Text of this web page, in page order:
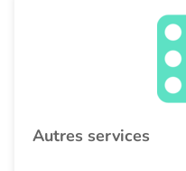
Autres services